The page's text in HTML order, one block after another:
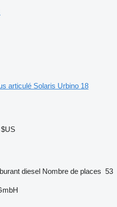
articulé Solaris Urbino 18
diesel Nombre de places 53